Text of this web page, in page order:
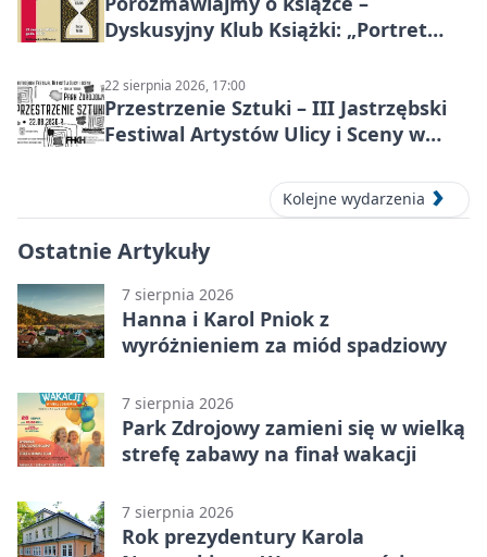
Dyskusyjny Klub Książki: „Portret
22 sierpnia 2026, 17:00
Przestrzenie Sztuki – III Jastrzębski
Festiwal Artystów Ulicy i Sceny w
Kolejne wydarzenia
Ostatnie Artykuły
7 sierpnia 2026
Hanna i Karol Pniok z
wyróżnieniem za miód spadziowy
7 sierpnia 2026
Park Zdrojowy zamieni się w wielką
strefę zabawy na finał wakacji
7 sierpnia 2026
Rok prezydentury Karola